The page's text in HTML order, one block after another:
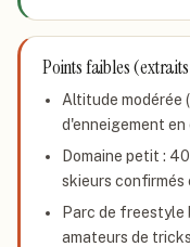
Points faibles
Altitude modérée
d'enneigement
Domaine petit :
skieurs confirmés
Parc de freestyle
amateurs de tricks